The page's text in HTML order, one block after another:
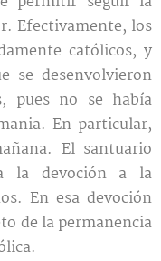
Efectivamente, los
católicos, y
se desenvolvieron
pues no se había
En particular,
El santuario
la devoción a la
En esa devoción
de la permanencia